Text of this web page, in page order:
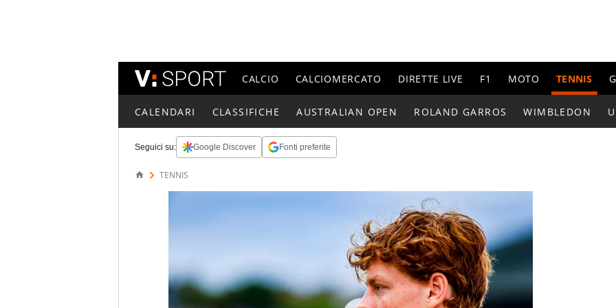
CALCIO CALCIOMERCATO DIRETTE LIVE F1 MOTO TENNIS
CALENDARI CLASSIFICHE AUSTRALIAN OPEN ROLAND GARROS WIMBLEDON
Seguici su: Google Discover Fonti preferite
TENNIS